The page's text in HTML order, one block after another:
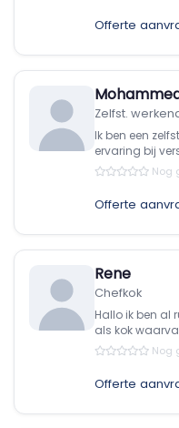
Offerte
Zelfst.
Ik ben een
ervaring bij
Nog
Offerte
Rene
Chefkok
Hallo ik ben al
als kok
Nog
Offerte